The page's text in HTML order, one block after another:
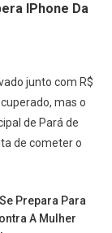
IPhone Da
junto com R$
mas o
de Pará de
de cometer o
Prepara Para
A Mulher